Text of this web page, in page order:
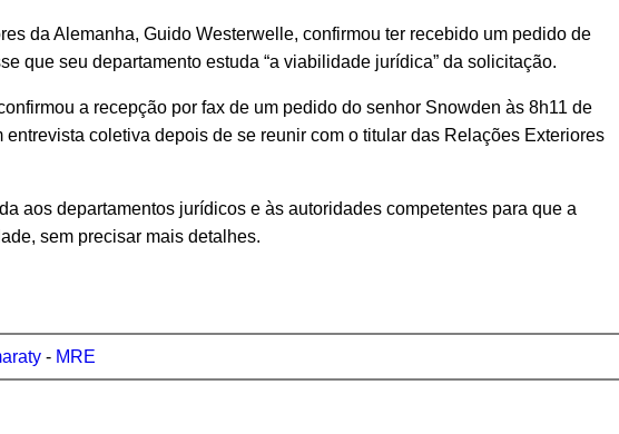
da Alemanha, Guido Westerwelle, confirmou ter recebido um pedido de
que seu departamento estuda “a viabilidade jurídica” da solicitação.
a recepção por fax de um pedido do senhor Snowden às 8h11 de
entrevista coletiva depois de se reunir com o titular das Relações Exteriores
aos departamentos jurídicos e às autoridades competentes para que a
sem precisar mais detalhes.
- MRE